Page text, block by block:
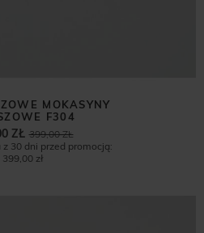
MOKASYNY
F304
399,00 ZŁ
ZŁ
z 30 dni przed promocją:
399,00 zł